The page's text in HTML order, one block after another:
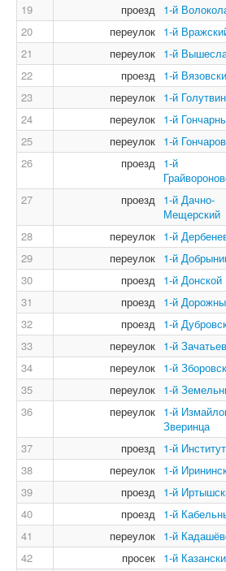
19
проезд 1-й
20
переулок 1-й
21
переулок 1-й
22
проезд 1-й
23
переулок 1-й
24
переулок 1-й
25
переулок 1-й
26
проезд 1-й
27 проезд 1-й Дачно-
Мещерский
28 переулок 1-й
29
переулок 1-й
30
проезд 1-й Донской
31
проезд 1-й
32
проезд 1-й
33
переулок 1-й
34
переулок 1-й
35
переулок 1-й
36
переулок 1-й
Зверинца
37 проезд 1-й
38
переулок 1-й
39
проезд 1-й
40
проезд 1-й
41
переулок 1-й
42
просек 1-й